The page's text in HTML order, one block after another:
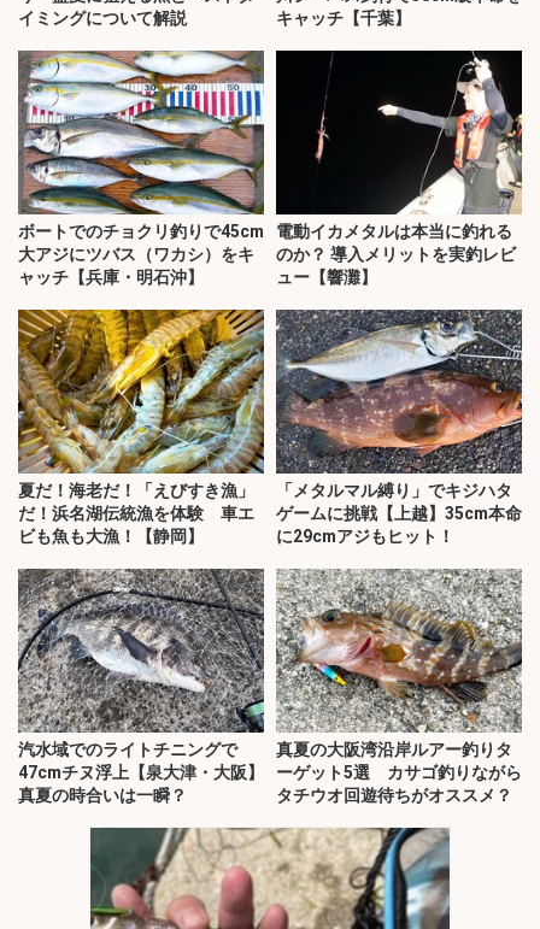
イミングについて解説
キャッチ【千葉】
ボートでのチョクリ釣りで45cm
大アジにツバス（ワカシ）をキ
ャッチ【兵庫・明石沖】
電動イカメタルは本当に釣れる
のか？ 導入メリットを実釣レビ
ュー【響灘】
夏だ！海老だ！「えびすき漁」
だ！浜名湖伝統漁を体験 車エ
ビも魚も大漁！【静岡】
「メタルマル縛り」でキジハタ
ゲームに挑戦【上越】35cm本命
に29cmアジもヒット！
汽水域でのライトチニングで
47cmチヌ浮上【泉大津・大阪】
真夏の時合いは一瞬？
真夏の大阪湾沿岸ルアー釣りタ
ーゲット5選 カサゴ釣りながら
タチウオ回遊待ちがオススメ？